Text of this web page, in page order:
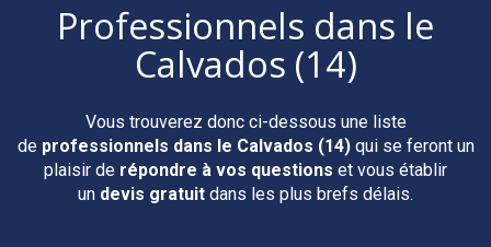
Professionnels dans le
Calvados (14)
Vous trouverez donc ci-dessous une liste
de professionnels dans le Calvados (14)qui se feront un
plaisir de répondre à vos questions et vous établir
un devis gratuit dans les plus brefs délais.